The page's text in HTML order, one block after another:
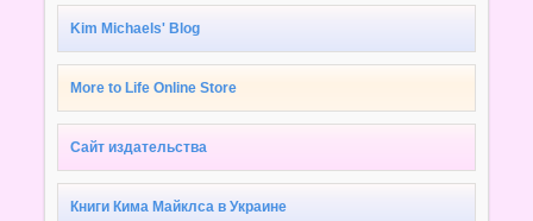
Kim Michaels' Blog
More to Life Online Store
Сайт издательства
Книги Кима Майклса в Украине